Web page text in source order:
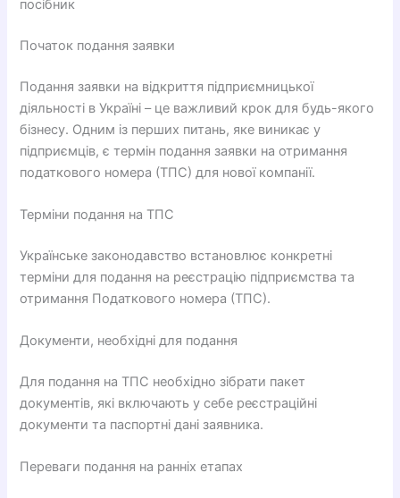
посібник
Початок подання заявки
Подання заявки на відкриття підприємницької
діяльності в Україні – це важливий крок для будь-якого
бізнесу. Одним із перших питань, яке виникає у
підприємців, є термін подання заявки на отримання
податкового номера (ТПС) для нової компанії.
Терміни подання на ТПС
Українське законодавство встановлює конкретні
терміни для подання на реєстрацію підприємства та
отримання Податкового номера (ТПС).
Документи, необхідні для подання
Для подання на ТПС необхідно зібрати пакет
документів, які включають у себе реєстраційні
документи та паспортні дані заявника.
Переваги подання на ранніх етапах